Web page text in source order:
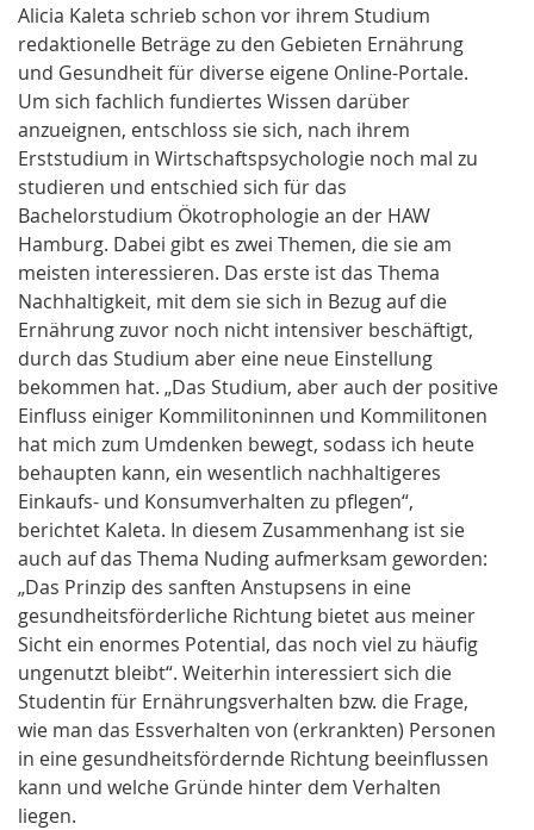
Alicia Kaleta schrieb schon vor ihrem Studium
redaktionelle Beträge zu den Gebieten Ernährung
und Gesundheit für diverse eigene Online-Portale.
Um sich fachlich fundiertes Wissen darüber
anzueignen, entschloss sie sich, nach ihrem
Erststudium in Wirtschaftspsychologie noch mal zu
studieren und entschied sich für das
Bachelorstudium Ökotrophologie an der HAW
Hamburg. Dabei gibt es zwei Themen, die sie am
meisten interessieren. Das erste ist das Thema
Nachhaltigkeit, mit dem sie sich in Bezug auf die
Ernährung zuvor noch nicht intensiver beschäftigt,
durch das Studium aber eine neue Einstellung
bekommen hat. „Das Studium, aber auch der positive
Einfluss einiger Kommilitoninnen und Kommilitonen
hat mich zum Umdenken bewegt, sodass ich heute
behaupten kann, ein wesentlich nachhaltigeres
Einkaufs- und Konsumverhalten zu pflegen“,
berichtet Kaleta. In diesem Zusammenhang ist sie
auch auf das Thema Nuding aufmerksam geworden:
„Das Prinzip des sanften Anstupsens in eine
gesundheitsförderliche Richtung bietet aus meiner
Sicht ein enormes Potential, das noch viel zu häufig
ungenutzt bleibt“. Weiterhin interessiert sich die
Studentin für Ernährungsverhalten bzw. die Frage,
wie man das Essverhalten von (erkrankten) Personen
in eine gesundheitsfördernde Richtung beeinflussen
kann und welche Gründe hinter dem Verhalten
liegen.